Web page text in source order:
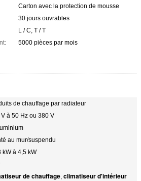
Carton avec la protection de mousse
30 jours ouvrables
L / C, T / T
5000 pièces par mois
de chauffage par radiateur
à 50 Hz ou 380 V
au mur/suspendu
kW à 4,5 kW
de chauffage, climatiseur d'intérieur